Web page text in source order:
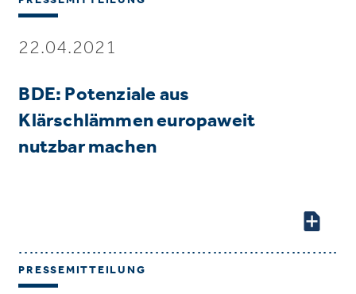
22.04.2021
BDE: Potenziale aus
Klärschlämmen europaweit
nutzbar machen
PRESSEMITTEILUNG